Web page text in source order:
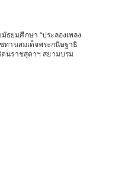
ธยมศึกษา “ประลองเพลง
ชทานสมเด็จพระกนิษฐาธิ
ตนราชสุดาฯ สยามบรม